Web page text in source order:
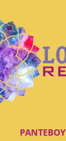
ΡΑΝΤΕΒΟΎ